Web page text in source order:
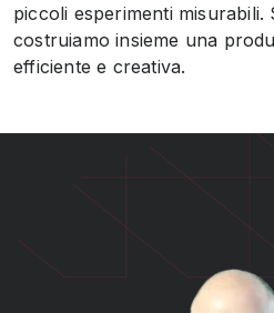
piccoli esperimenti misurabili.
costruiamo insieme una
efficiente e creativa.